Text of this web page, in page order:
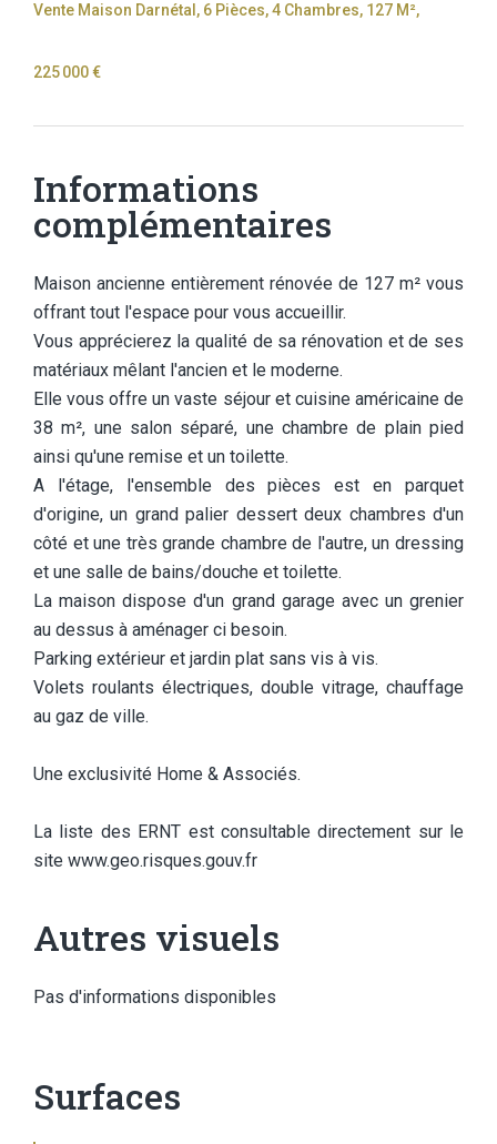
Vente Maison Darnétal, 6 Pièces, 4 Chambres, 127 M²,
225 000 €
Informations
complémentaires
Maison ancienne entièrement rénovée de 127 m² vous
offrant tout l'espace pour vous accueillir.
Vous apprécierez la qualité de sa rénovation et de ses
matériaux mêlant l'ancien et le moderne.
Elle vous offre un vaste séjour et cuisine américaine de
38 m², une salon séparé, une chambre de plain pied
ainsi qu'une remise et un toilette.
A l'étage, l'ensemble des pièces est en parquet
d'origine, un grand palier dessert deux chambres d'un
côté et une très grande chambre de l'autre, un dressing
et une salle de bains/douche et toilette.
La maison dispose d'un grand garage avec un grenier
au dessus à aménager ci besoin.
Parking extérieur et jardin plat sans vis à vis.
Volets roulants électriques, double vitrage, chauffage
au gaz de ville.
Une exclusivité Home & Associés.
La liste des ERNT est consultable directement sur le
site www.geo.risques.gouv.fr
Autres visuels
Pas d'informations disponibles
Surfaces